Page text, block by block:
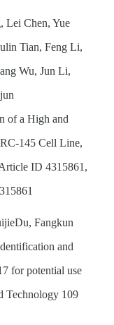
Lei Chen, Yue
Tian, Feng Li,
Wu, Jun Li,
of a High and
145 Cell Line,
ID 4315861,
Fangkun
and
for potential use
Technology 109